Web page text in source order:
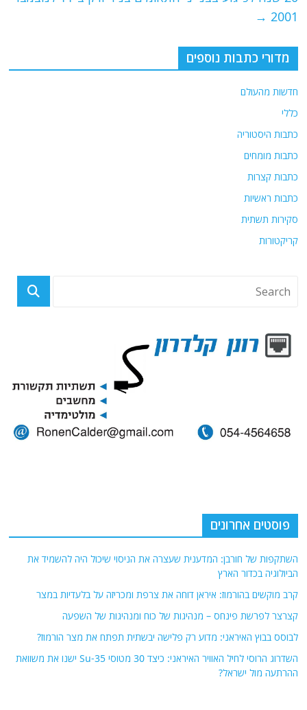
2001
→
מדורי כתבות נוספים
חדשות מהעולם
כללי
כתבות היסטוריה
כתבות מומחים
כתבות קצרות
כתבות ראשיות
סקירות תשתית
קריקטורות
פוסטים אחרונים
השתקפות של חורבן: המדענית שעצרה את הניסוי שיכול היה להשמיד את
הביולוגיה בכדור הארץ
קרב מוקשים בהורמוז: איראן דוחה את צרפת ומכריזה על בלעדיות במצר
קצרצר לפרשת פינחס – מנהיגות של כוח ומנהיגות של השפעה
לבוסס בבוץ האיראני: מדוע רק פלישה יבשתית תפתח את מצר הורמוז?
השדרוג הרוסי לחיל האוויר האיראני: כיצד 30 מטוסי Su-35 ישנו את משוואת
ההרתעה מול ישראל?